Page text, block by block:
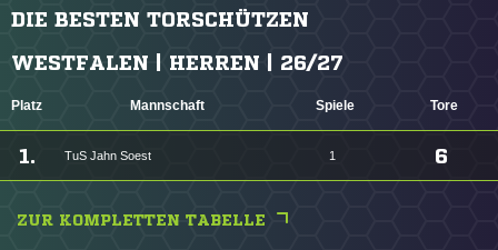
DIE BESTEN TORSCHÜTZEN
WESTFALEN | HERREN | 26/27
Platz Mannschaft Spiele Tore
1. TuS Jahn Soest 1 6
ZUR KOMPLETTEN TABELLE